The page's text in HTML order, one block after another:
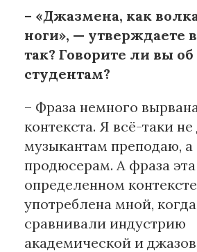
– «Джазмена, как
ноги», — утверждаете
так? Говорите ли вы
студентам?
– Фраза немного
контекста. Я всё-таки
музыкантам преподаю,
продюсерам. А фраза эта
определенном
употреблена мной,
сравнивали индустрию
академической и